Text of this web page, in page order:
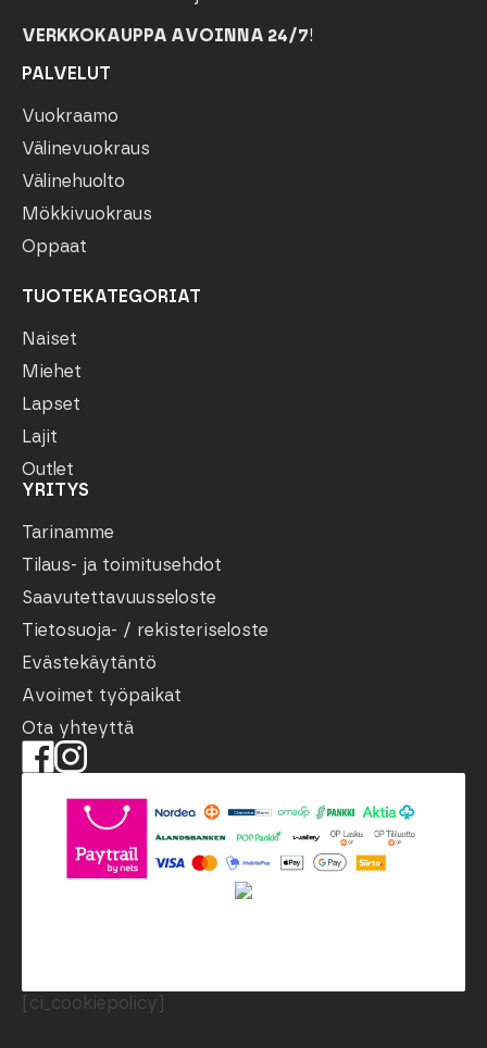
VERKKOKAUPPA AVOINNA 24/7!
PALVELUT
Vuokraamo
Välinevuokraus
Välinehuolto
Mökkivuokraus
Oppaat
TUOTEKATEGORIAT
Naiset
Miehet
Lapset
Lajit
Outlet
YRITYS
Tarinamme
Tilaus- ja toimitusehdot
Saavutettavuusseloste
Tietosuoja- / rekisteriseloste
Evästekäytäntö
Avoimet työpaikat
Ota yhteyttä
[ci_cookiepolicy]